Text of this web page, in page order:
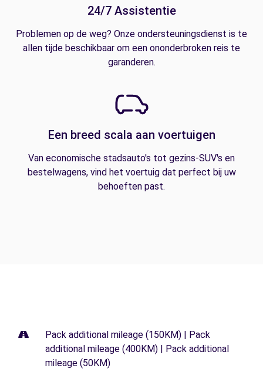
24/7 Assistentie
Problemen op de weg? Onze ondersteuningsdienst is te
allen tijde beschikbaar om een ononderbroken reis te
garanderen.
Een breed scala aan voertuigen
Van economische stadsauto's tot gezins-SUV's en
bestelwagens, vind het voertuig dat perfect bij uw
behoeften past.
Pack additional mileage (150KM) | Pack
additional mileage (400KM) | Pack additional
mileage (50KM)